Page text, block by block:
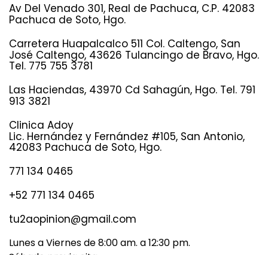
Av Del Venado 301, Real de Pachuca, C.P. 42083
Pachuca de Soto, Hgo.
Carretera Huapalcalco 511 Col. Caltengo, San
José Caltengo, 43626 Tulancingo de Bravo, Hgo.
Tel. 775 755 3781
Las Haciendas, 43970 Cd Sahagún, Hgo. Tel. 791
913 3821
Clinica Adoy
Lic. Hernández y Fernández #105, San Antonio,
42083 Pachuca de Soto, Hgo.
771 134 0465
+52 771 134 0465
tu2aopinion@gmail.com
Lunes a Viernes de 8:00 am. a 12:30 pm.